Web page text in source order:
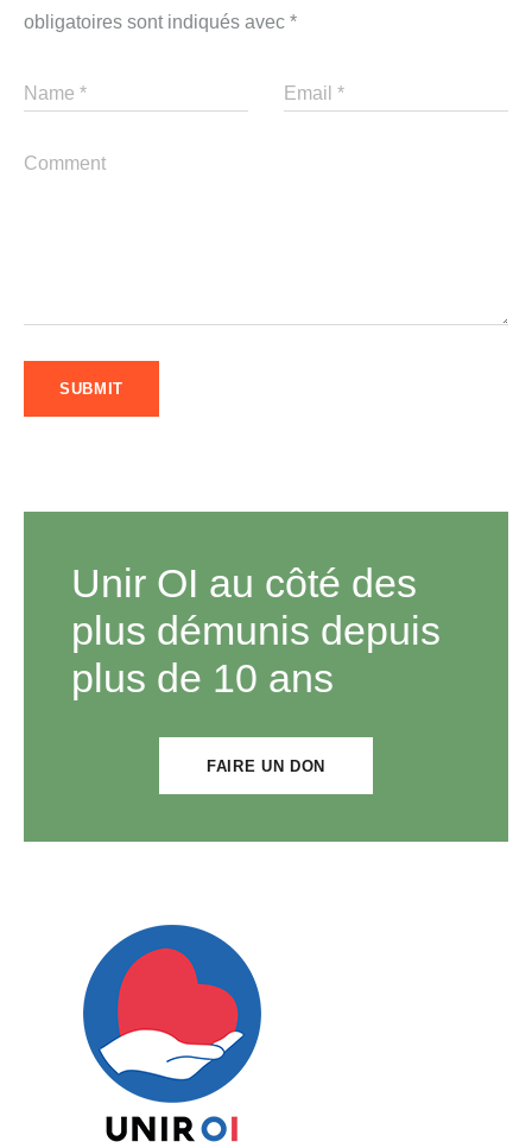
obligatoires sont indiqués avec *
Unir OI au côté des
plus démunis depuis
plus de 10 ans
FAIRE UN DON
Ensemble construisons notre avenir